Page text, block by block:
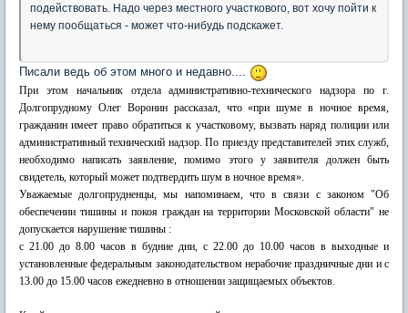
подействовать. Надо через местного участкового, вот хочу пойти к
нему пообщаться - может что-нибудь подскажет.
Писали ведь об этом много и недавно....
При этом начальник отдела административно-технического надзора по г.
Долгопрудному Олег Воронин рассказал, что «при шуме в ночное время,
гражданин имеет право обратиться к участковому, вызвать наряд полиции или
административный технический надзор. По приезду представителей этих служб,
необходимо написать заявление, помимо этого у заявителя должен быть
свидетель, который может подтвердить шум в ночное время».
Уважаемые долгопрудненцы, мы напоминаем, что в связи с законом "Об
обеспечении тишины и покоя граждан на территории Московской области" не
допускается нарушение тишины :
с 21.00 до 8.00 часов в будние дни, с 22.00 до 10.00 часов в выходные и
установленные федеральным законодательством нерабочие праздничные дни и с
13.00 до 15.00 часов ежедневно в отношении защищаемых объектов.